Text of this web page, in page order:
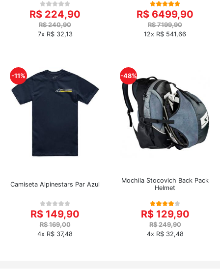
R$ 224,90
R$ 240,90
7x R$ 32,13
R$ 6499,90
R$ 7199,90
12x R$ 541,66
-11%
Camiseta Alpinestars Par Azul
R$ 149,90
R$ 169,00
4x R$ 37,48
-48%
Mochila Stocovich Back Pack
Helmet
R$ 129,90
R$ 249,90
4x R$ 32,48